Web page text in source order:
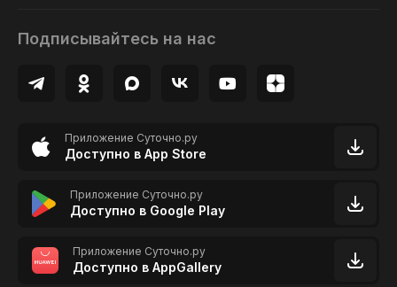
Подписывайтесь на нас
Приложение Суточно.ру
Доступно в App Store
Приложение Суточно.ру
Доступно в Google Play
Приложение Суточно.ру
Доступно в AppGallery